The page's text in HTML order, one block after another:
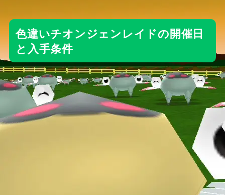
色違いチオンジェンレイドの開催日
と入手条件